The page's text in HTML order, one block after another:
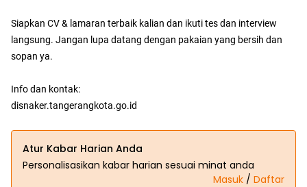
Siapkan CV & lamaran terbaik kalian dan ikuti tes dan interview
langsung. Jangan lupa datang dengan pakaian yang bersih dan
sopan ya.
Info dan kontak:
disnaker.tangerangkota.go.id
Atur Kabar Harian Anda
Personalisasikan kabar harian sesuai minat anda
Masuk / Daftar